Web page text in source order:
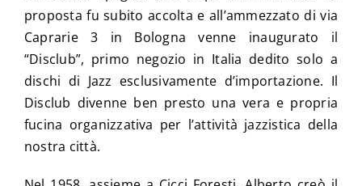
proposta fu subito accolta e all’ammezzato di via
Caprarie 3 in Bologna venne inaugurato il
“Disclub”, primo negozio in Italia dedito solo a
dischi di Jazz esclusivamente d’importazione. Il
Disclub divenne ben presto una vera e propria
fucina organizzativa per l’attività jazzistica della
nostra città.